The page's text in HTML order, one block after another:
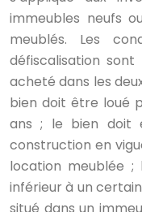
immeubles neufs
meublés. Les
défiscalisation
acheté dans les
bien doit être loué
ans ; le bien doit
construction en
location meublée
inférieur à un